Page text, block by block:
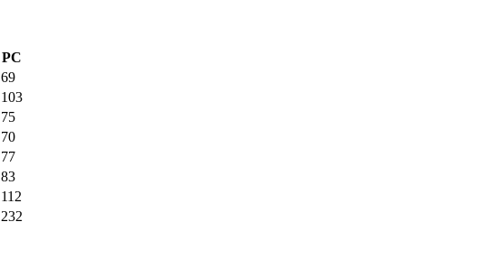
PC
69
103
75
70
77
83
112
232